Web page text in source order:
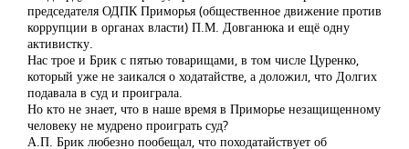
председателя ОДПК Приморья (общественное движение против
коррупции в органах власти) П.М. Довганюка и ещё одну
активистку.
Нас трое и Брик с пятью товарищами, в том числе Цуренко,
который уже не заикался о ходатайстве, а доложил, что Долгих
подавала в суд и проиграла.
Но кто не знает, что в наше время в Приморье незащищенному
человеку не мудрено проиграть суд?
А.П. Брик любезно пообещал, что походатайствует об